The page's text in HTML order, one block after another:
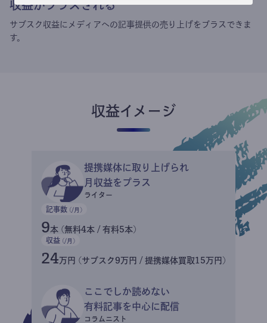
収益がプラスされる
サブスク収益にメディアへの記事提供の売り上げをプラスできま
す。
収益イメージ
提携媒体に取り上げられ
月収益をプラス
ライター
記事数 (/月)
9本 (無料4本 / 有料5本)
収益 (/月)
24万円 (サブスク9万円 / 提携媒体買取15万円)
ここでしか読めない
有料記事を中心に配信
コラムニスト